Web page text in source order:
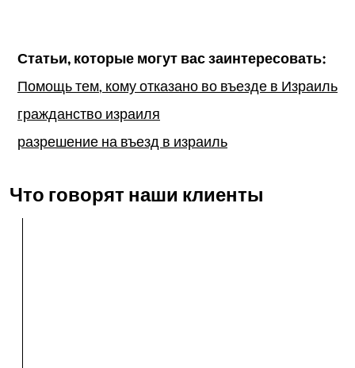
Статьи, которые могут вас заинтересовать:
Помощь тем, кому отказано во въезде в Израиль
гражданство израиля
разрешение на въезд в израиль
Что говорят наши клиенты